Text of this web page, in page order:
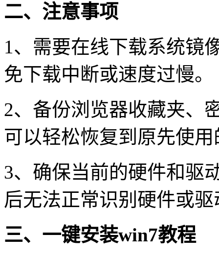
二、注意事项
1、需要在线下载系统镜
免下载中断或速度过慢。
2、备份浏览器收藏夹、
可以轻松恢复到原先使
3、确保当前的硬件和驱
后无法正常识别硬件或
三、一键安装win7教程